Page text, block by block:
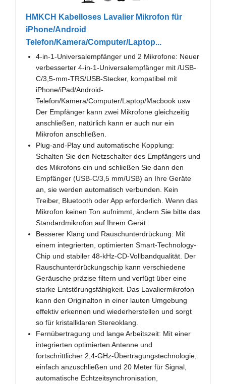
HMKCH Kabelloses Lavalier Mikrofon für
iPhone/Android
Telefon/Kamera/Computer/Laptop...
4-in-1-Universalempfänger und 2 Mikrofone: Neuer
verbesserter 4-in-1-Universalempfänger mit /USB-
C/3,5-mm-TRS/USB-Stecker, kompatibel mit
iPhone/iPad/Android-
Telefon/Kamera/Computer/Laptop/Macbook usw
Der Empfänger kann zwei Mikrofone gleichzeitig
anschließen, natürlich kann er auch nur ein
Mikrofon anschließen.
Plug-and-Play und automatische Kopplung:
Schalten Sie den Netzschalter des Empfängers und
des Mikrofons ein und schließen Sie dann den
Empfänger (USB-C/3,5 mm/USB) an Ihre Geräte
an, sie werden automatisch verbunden. Kein
Treiber, Bluetooth oder App erforderlich. Wenn das
Mikrofon keinen Ton aufnimmt, ändern Sie bitte das
Standardmikrofon auf Ihrem Gerät.
Besserer Klang und Rauschunterdrückung: Mit
einem integrierten, optimierten Smart-Technology-
Chip und stabiler 48-kHz-CD-Vollbandqualität. Der
Rauschunterdrückungschip kann verschiedene
Geräusche präzise filtern und verfügt über eine
starke Entstörungsfähigkeit. Das Lavaliermikrofon
kann den Originalton in einer lauten Umgebung
effektiv erkennen und wiederherstellen und sorgt
so für kristallklaren Stereoklang.
Fernübertragung und lange Arbeitszeit: Mit einer
integrierten optimierten Antenne und
fortschrittlicher 2,4-GHz-Übertragungstechnologie,
einfach anzuschließen und 20 Meter für Signal,
automatische Echtzeitsynchronisation,